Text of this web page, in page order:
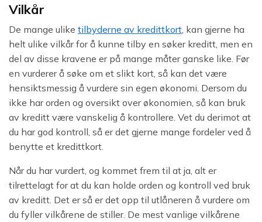
Vilkår
De mange ulike tilbyderne av kredittkort , kan gjerne ha
helt ulike vilkår for å kunne tilby en søker kreditt, men en
del av disse kravene er på mange måter ganske like. Før
en vurderer å søke om et slikt kort, så kan det være
hensiktsmessig å vurdere sin egen økonomi. Dersom du
ikke har orden og oversikt over økonomien, så kan bruk
av kreditt være vanskelig å kontrollere. Vet du derimot at
du har god kontroll, så er det gjerne mange fordeler ved å
benytte et kredittkort.
Når du har vurdert, og kommet frem til at ja, alt er
tilrettelagt for at du kan holde orden og kontroll ved bruk
av kreditt. Det er så er det opp til utlåneren å vurdere om
du fyller vilkårene de stiller. De mest vanlige vilkårene